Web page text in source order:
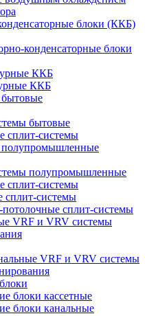
блоки (ККБ)
конденсаторные блоки
ККБ
ККБ
бытовые
сплит-системы
полупромышленные
сплит-системы
сплит-системы
сплит-системы
VRF и VRV системы
VRF и VRV системы
блоки кассетные
блоки канальные